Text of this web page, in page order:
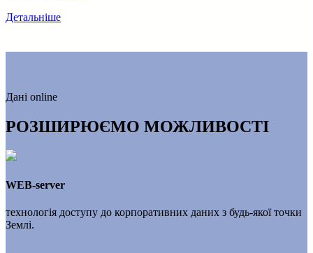
Детальніше
Дані online
РОЗШИРЮЄМО МОЖЛИВОСТІ
WEB-server
технологія доступу до корпоративних даних з будь-якої точки
Землі.